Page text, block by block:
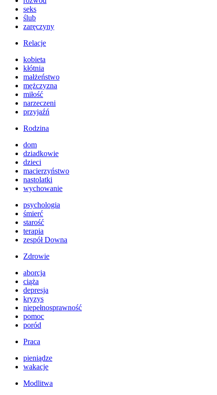
seks
ślub
zaręczyny
Relacje
kobieta
kłótnia
małżeństwo
mężczyzna
miłość
narzeczeni
przyjaźń
Rodzina
dom
dziadkowie
dzieci
macierzyństwo
nastolatki
wychowanie
psychologia
śmierć
starość
terapia
zespół Downa
Zdrowie
aborcja
ciąża
depresja
kryzys
niepełnosprawność
pomoc
poród
Praca
pieniądze
wakacje
Modlitwa